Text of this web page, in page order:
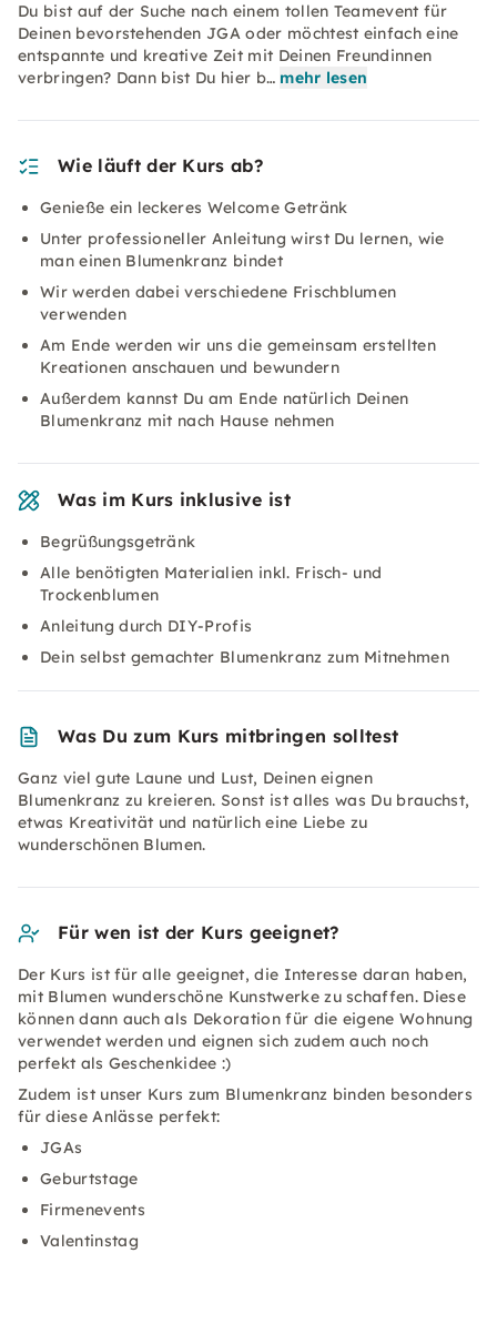
Du bist auf der Suche nach einem tollen Teamevent für
Deinen bevorstehenden JGA oder möchtest einfach eine
entspannte und kreative Zeit mit Deinen Freundinnen
verbringen? Dann bist Du hier b… mehr lesen
Wie läuft der Kurs ab?
Genieße ein leckeres Welcome Getränk
Unter professioneller Anleitung wirst Du lernen, wie
man einen Blumenkranz bindet
Wir werden dabei verschiedene Frischblumen
verwenden
Am Ende werden wir uns die gemeinsam erstellten
Kreationen anschauen und bewundern
Außerdem kannst Du am Ende natürlich Deinen
Blumenkranz mit nach Hause nehmen
Was im Kurs inklusive ist
Begrüßungsgetränk
Alle benötigten Materialien inkl. Frisch- und
Trockenblumen
Anleitung durch DIY-Profis
Dein selbst gemachter Blumenkranz zum Mitnehmen
Was Du zum Kurs mitbringen solltest
Ganz viel gute Laune und Lust, Deinen eignen
Blumenkranz zu kreieren. Sonst ist alles was Du brauchst,
etwas Kreativität und natürlich eine Liebe zu
wunderschönen Blumen.
Für wen ist der Kurs geeignet?
Der Kurs ist für alle geeignet, die Interesse daran haben,
mit Blumen wunderschöne Kunstwerke zu schaffen. Diese
können dann auch als Dekoration für die eigene Wohnung
verwendet werden und eignen sich zudem auch noch
perfekt als Geschenkidee :)
Zudem ist unser Kurs zum Blumenkranz binden besonders
für diese Anlässe perfekt:
JGAs
Geburtstage
Firmenevents
Valentinstag